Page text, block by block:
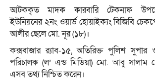
আটককৃত মাদক কারবারি টেকনাফ
ইউনিয়নের ২নং ওয়ার্ড হোয়াইক্যং বিজিবি
আলীর ছেলে মো. নূর (১৮)।
কক্সবাজার র‌্যাব-১৫, অতিরিক্ত পুলিশ সুপার
পরিচালক (ল’ এন্ড মিডিয়া) মো. আবু সালাম
এসব তথ্য নিশ্চিত করেন।